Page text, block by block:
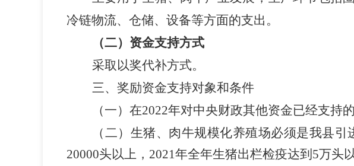
冷链物流、仓储、设备等方面的支出。
（二） 资金支持方式
采取以奖代补方式。
三、奖励资金支持对象和条件
（一）在2022年对中央财政其他资金已经支持
（二）生猪、肉牛规模化养殖场必须是我县引
20000头以上，2021年全年生猪出栏检疫达到5万头